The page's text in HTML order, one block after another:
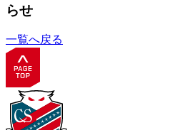
らせ
一覧へ戻る